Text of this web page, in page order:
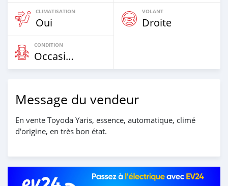
CLIMATISATION
Oui
VOLANT
Droite
CONDITION
Occasion
Message du vendeur
En vente Toyoda Yaris, essence, automatique, climé
d'origine, en très bon état.